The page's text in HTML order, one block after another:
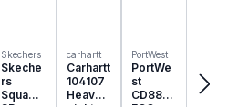
Skechers
Skeche
rs
Squad
carhartt
Carhartt
104107
Heavyw
PortWest
PortWe
st
CD889